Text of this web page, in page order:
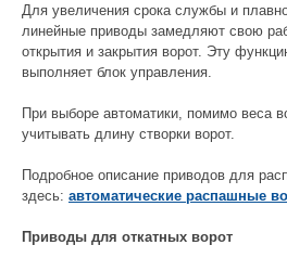
Для увеличения срока службы и
линейные приводы замедляют свою
открытия и закрытия ворот. Эту
выполняет блок управления.
При выборе автоматики, помимо веса
учитывать длину створки ворот.
Подробное описание приводов для
здесь: автоматические распашные
Приводы для откатных ворот